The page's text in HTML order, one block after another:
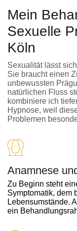
Mein
Sexuelle
Köln
Sexualität lässt
Sie braucht einen
unbewussten
natürlichen Fluss
kombiniere ich
Hypnose, weil
Problemen
Anamnese
Zu Beginn steht
Symptomatik, dem
Lebensumstände.
ein